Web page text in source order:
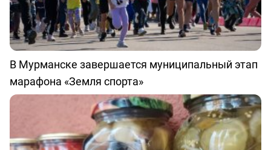
В Мурманске завершается муниципальный этап
марафона «Земля спорта»